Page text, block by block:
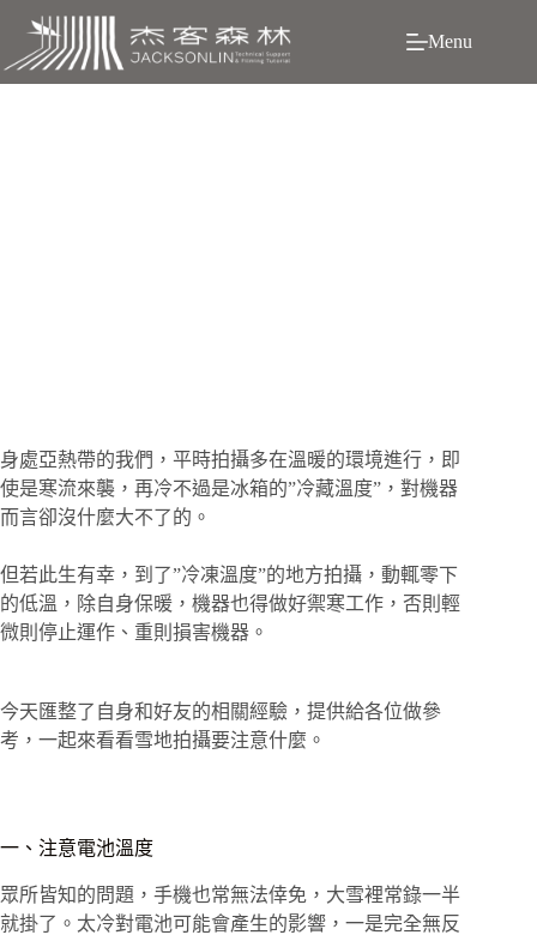
主
Menu
身處亞熱帶的我們，平時拍攝多在溫暖的環境進行，即
使是寒流來襲，再冷不過是冰箱的”冷藏溫度”，對機器
而言卻沒什麼大不了的。
但若此生有幸，到了”冷凍溫度”的地方拍攝，動輒零下
的低溫，除自身保暖，機器也得做好禦寒工作，否則輕
微則停止運作、重則損害機器。
今天匯整了自身和好友的相關經驗，提供給各位做參
考，一起來看看雪地拍攝要注意什麼。
一、注意電池溫度
眾所皆知的問題，手機也常無法倖免，大雪裡常錄一半
就掛了。太冷對電池可能會產生的影響，一是完全無反